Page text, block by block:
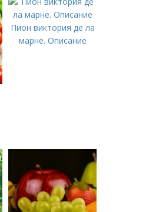
Пион виктория де ла
марне. Описание